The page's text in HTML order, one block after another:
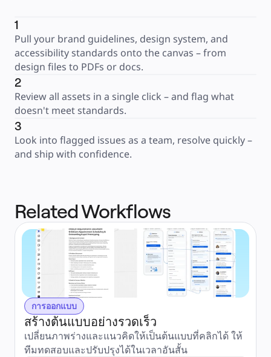
1
Pull your brand guidelines, design system, and
accessibility standards onto the canvas – from
design files to PDFs or docs.
2
Review all assets in a single click – and flag what
doesn't meet standards.
3
Look into flagged issues as a team, resolve quickly –
and ship with confidence.
Related Workflows
การออกแบบ
สร้างต้นแบบอย่างรวดเร็ว
เปลี่ยนภาพร่างและแนวคิดให้เป็นต้นแบบที่คลิกได้ ให้
ทีมทดสอบและปรับปรุงได้ในเวลาอันสั้น